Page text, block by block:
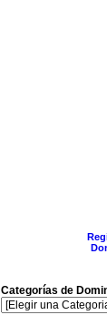
Categorías de